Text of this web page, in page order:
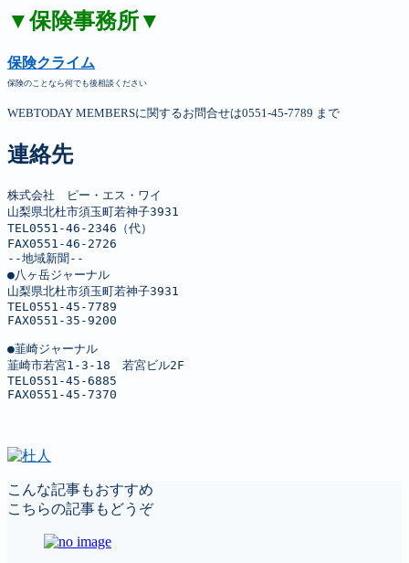
▼保険事務所▼
保険クライム
保険のことなら何でも後相談ください
WEBTODAY MEMBERSに関するお問合せは0551-45-7789 まで
連絡先
株式会社　ピー・エス・ワイ
山梨県北杜市須玉町若神子3931
TEL0551-46-2346（代）
FAX0551-46-2726
--地域新聞--
●八ヶ岳ジャーナル
山梨県北杜市須玉町若神子3931
TEL0551-45-7789
FAX0551-35-9200
●韮崎ジャーナル
韮崎市若宮1-3-18　若宮ビル2F
TEL0551-45-6885
FAX0551-45-7370
こんな記事もおすすめ
こちらの記事もどうぞ